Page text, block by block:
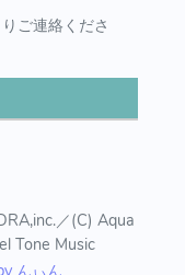
ご連絡くださ
／(C) Aqua
Tone Music